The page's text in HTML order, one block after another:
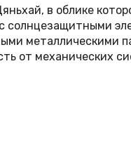
в облике
с солнцезащитными
металлическими
от механических